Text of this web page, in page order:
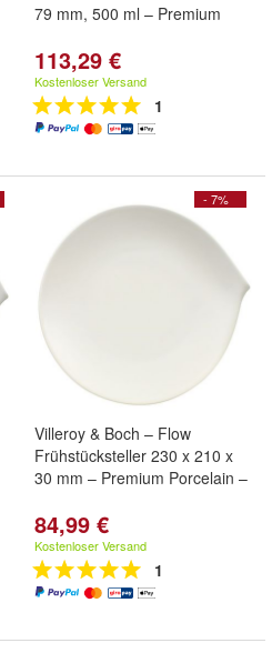
79 mm, 500 ml – Premium
113,29 €
Kostenloser Versand
1
- 7%
Villeroy & Boch – Flow
Frühstücksteller 230 x 210 x
30 mm – Premium Porcelain –
84,99 €
Kostenloser Versand
1